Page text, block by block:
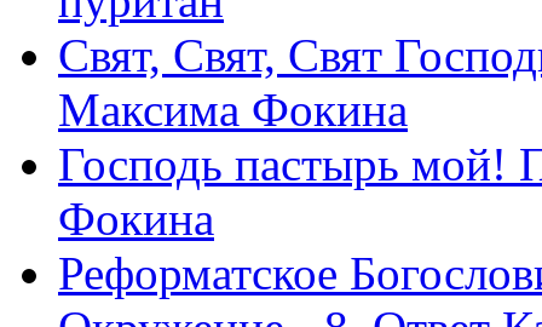
Свят, Свят, Свят
Максима Фокина
Господь пастырь мой!
Фокина
Реформатское